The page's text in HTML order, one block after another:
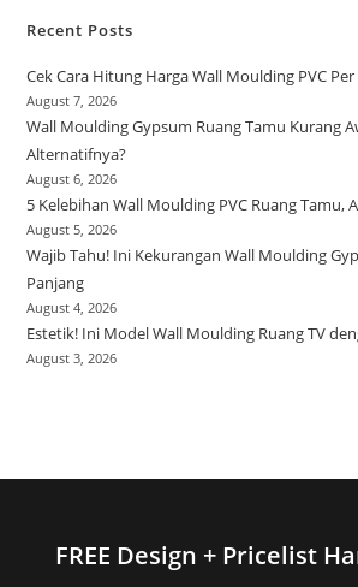
Recent Posts
Cek Cara Hitung Harga Wall Moulding PVC
August 7, 2026
Wall Moulding Gypsum Ruang Tamu Kurang
Alternatifnya?
August 6, 2026
5 Kelebihan Wall Moulding PVC Ruang Tamu,
August 5, 2026
Wajib Tahu! Ini Kekurangan Wall Moulding
Panjang
August 4, 2026
Estetik! Ini Model Wall Moulding Ruang TV
August 3, 2026
FREE Design + Pricelist